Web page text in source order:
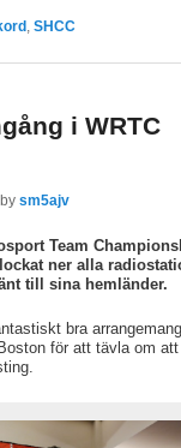
,SHCC
i WRTC
bysm5ajv
Team
ner alla
till sina hemländer.
bra
för att tävla om